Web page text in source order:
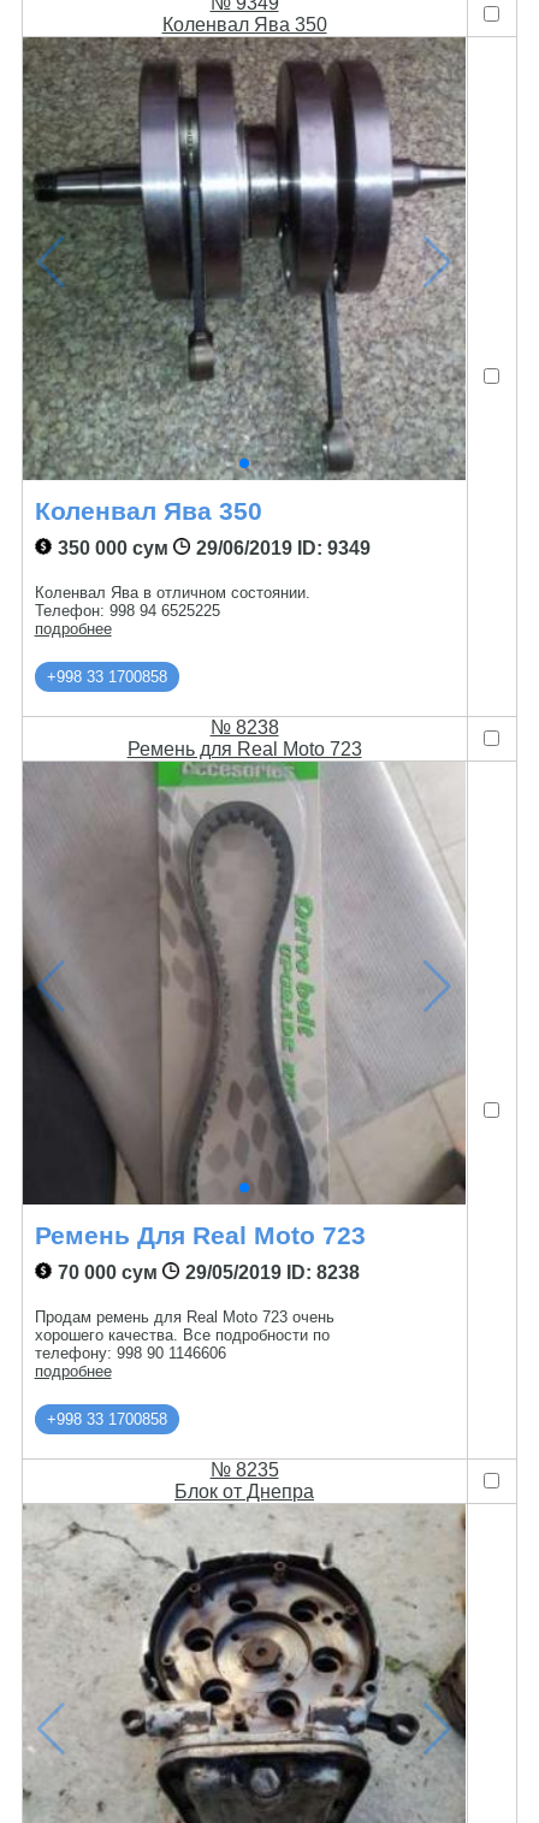
Коленвал Ява 350
Коленвал Ява 350
350 000 сум 29/06/2019ID: 9349
Коленвал Ява в отличном состоянии.
Телефон: 998 94 6525225
подробнее
+998 33 1700858
№ 8238
Ремень для Real Moto 723
Ремень Для Real Moto 723
70 000 сум 29/05/2019ID: 8238
Продам ремень для Real Moto 723 очень
хорошего качества. Все подробности по
телефону: 998 90 1146606
подробнее
+998 33 1700858
№ 8235
Блок от Днепра